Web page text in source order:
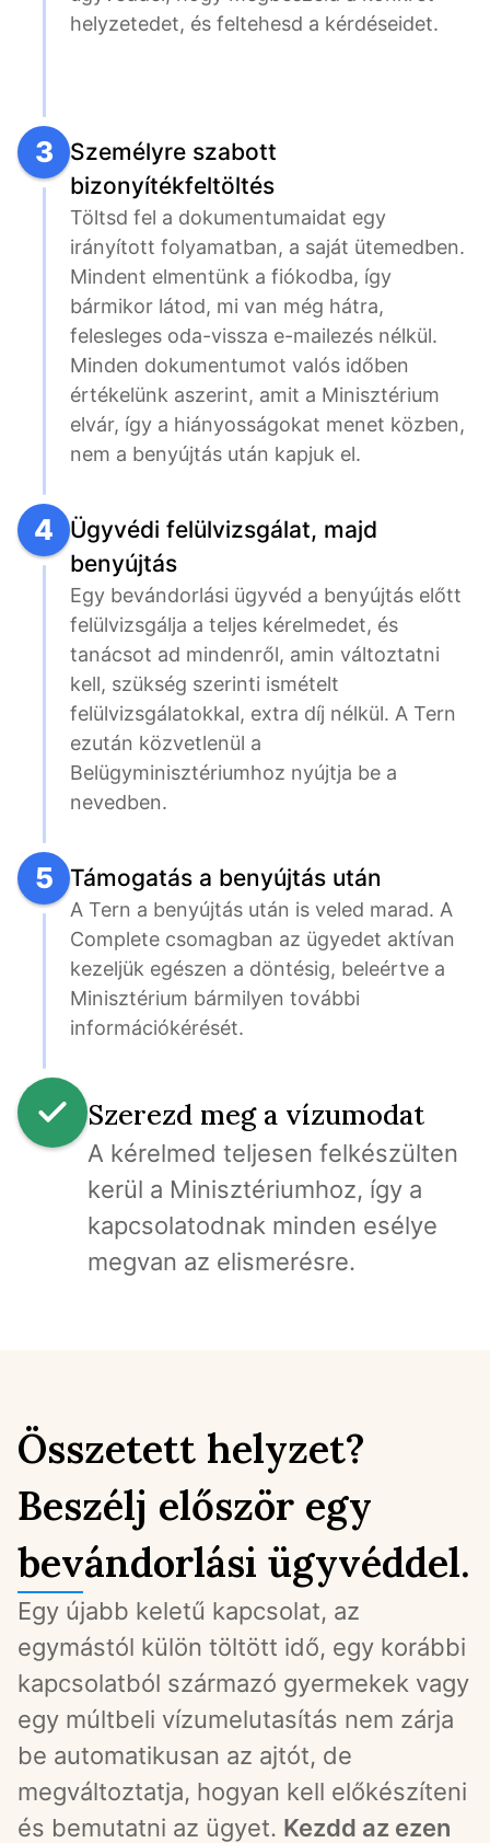
helyzetedet, és feltehesd a kérdéseidet.
3
Személyre szabott
bizonyítékfeltöltés
Töltsd fel a dokumentumaidat egy
irányított folyamatban, a saját ütemedben.
Mindent elmentünk a fiókodba, így
bármikor látod, mi van még hátra,
felesleges oda-vissza e-mailezés nélkül.
Minden dokumentumot valós időben
értékelünk aszerint, amit a Minisztérium
elvár, így a hiányosságokat menet közben,
nem a benyújtás után kapjuk el.
4
Ügyvédi felülvizsgálat, majd
benyújtás
Egy bevándorlási ügyvéd a benyújtás előtt
felülvizsgálja a teljes kérelmedet, és
tanácsot ad mindenről, amin változtatni
kell, szükség szerinti ismételt
felülvizsgálatokkal, extra díj nélkül. A Tern
ezután közvetlenül a
Belügyminisztériumhoz nyújtja be a
nevedben.
5 Támogatás a benyújtás után
A Tern a benyújtás után is veled marad. A
Complete csomagban az ügyedet aktívan
kezeljük egészen a döntésig, beleértve a
Minisztérium bármilyen további
információkérését.
Szerezd meg a vízumodat
A kérelmed teljesen felkészülten
kerül a Minisztériumhoz, így a
kapcsolatodnak minden esélye
megvan az elismerésre.
Összetett helyzet?
Beszélj először egy
bevándorlási ügyvéddel.
Egy újabb keletű kapcsolat, az
egymástól külön töltött idő, egy korábbi
kapcsolatból származó gyermekek vagy
egy múltbeli vízumelutasítás nem zárja
be automatikusan az ajtót, de
megváltoztatja, hogyan kell előkészíteni
és bemutatni az ügyet. Kezdd az ezen